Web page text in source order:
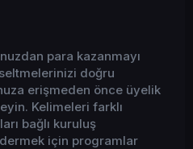
para kazanmayı
doğru
erişmeden önce üyelik
Kelimeleri farklı
bağlı kuruluş
için programlar